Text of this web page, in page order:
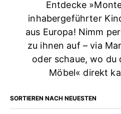
Entdecke
inhabergeführter
aus Europa! Nimm
zu ihnen auf – via
oder schaue, wo du
Möbel« direkt